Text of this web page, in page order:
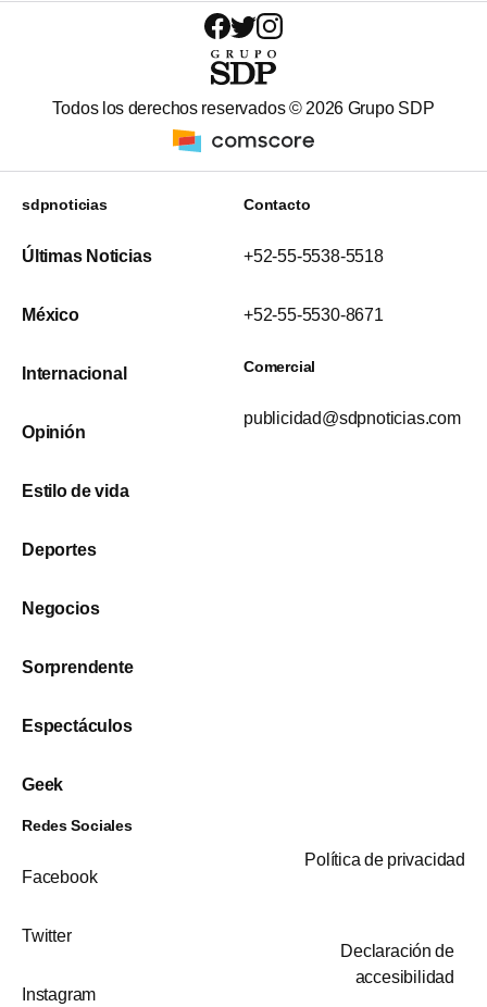
Todos los derechos reservados ©2026 Grupo SDP
sdpnoticias
Últimas Noticias
México
Internacional
Opinión
Estilo de vida
Deportes
Negocios
Sorprendente
Espectáculos
Geek
Contacto
+52-55-5538-5518
+52-55-5530-8671
Comercial
publicidad@sdpnoticias.com
Redes Sociales
Facebook
Twitter
Instagram
Política de privacidad
Declaración de
accesibilidad